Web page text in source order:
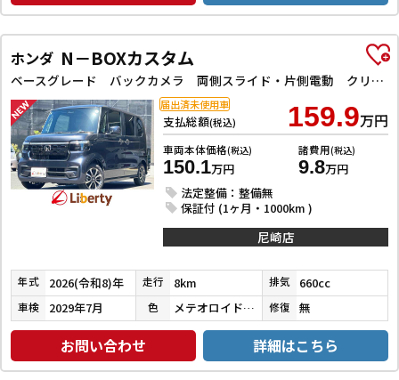
ホンダ N－BOXカスタム
ベースグレード バックカメラ 両側スライド・片側電動 クリアランスソナー レーンアシスト オートライト スマートキー 電動格納ミラー CVT ESC USB チップアップシート アルミホイール エアコン
支払総額(税込) 159.9万円
車両本体価格(税込)
150.1万円
諸費用(税込)
9.8万円
法定整備：整備無
保証付 (1ヶ月・1000km )
届出済未使用車
尼崎店
年式 2026(令和8)年 走行 8km 排気 660cc
車検 2029年7月 色 メテオロイドグレーメタリック 修復 無
お問い合わせ 詳細はこちら